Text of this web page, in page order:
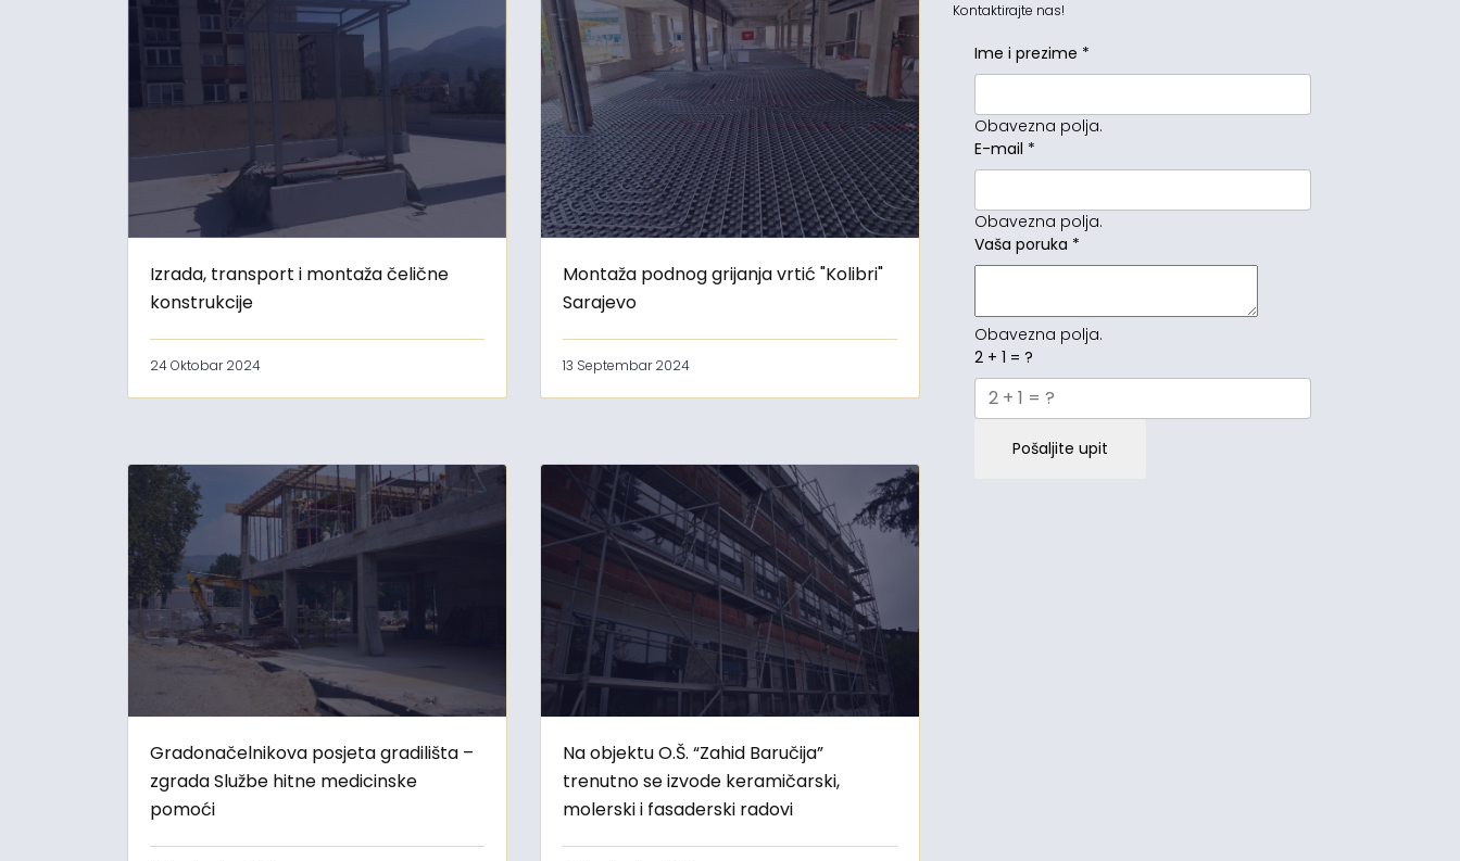
Izrada, transport i montaža čelične
konstrukcije
24 Oktobar 2024
Montaža podnog grijanja vrtić "Kolibri"
Sarajevo
13 Septembar 2024
Gradonačelnikova posjeta gradilišta –
zgrada Službe hitne medicinske
pomoći
Na objektu O.Š. “Zahid Baručija”
trenutno se izvode keramičarski,
molerski i fasaderski radovi
Kontaktirajte nas!
Ime i prezime *
Obavezna polja.
E-mail *
Obavezna polja.
Vaša poruka *
Obavezna polja.
2 + 1 = ?
Pošaljite upit